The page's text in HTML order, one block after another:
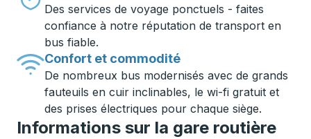
Des services de voyage ponctuels - faites
confiance à notre réputation de transport en
bus fiable.
Confort et commodité
De nombreux bus modernisés avec de grands
fauteuils en cuir inclinables, le wi-fi gratuit et
des prises électriques pour chaque siège.
Informations sur la gare routière